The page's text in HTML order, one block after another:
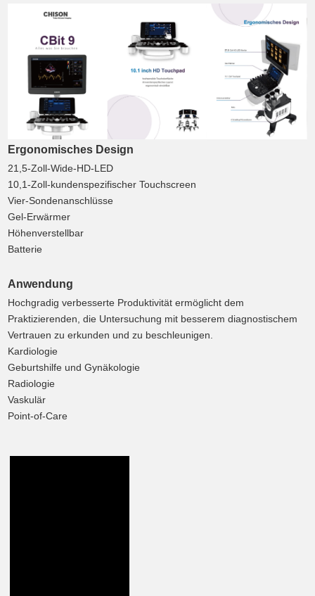
Ergonomisches Design
21,5-Zoll-Wide-HD-LED
10,1-Zoll-kundenspezifischer Touchscreen
Vier-Sondenanschlüsse
Gel-Erwärmer
Höhenverstellbar
Batterie
Anwendung
Hochgradig verbesserte Produktivität ermöglicht dem
Praktizierenden, die Untersuchung mit besserem diagnostischem
Vertrauen zu erkunden und zu beschleunigen.
Kardiologie
Geburtshilfe und Gynäkologie
Radiologie
Vaskulär
Point-of-Care